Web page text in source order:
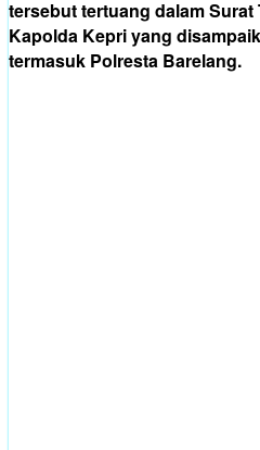
tersebut tertuang dalam Surat
Kapolda Kepri yang
termasuk Polresta Barelang.